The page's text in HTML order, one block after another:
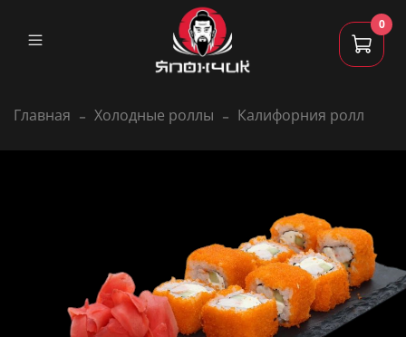
Главная Холодные роллы Калифорния ролл
0